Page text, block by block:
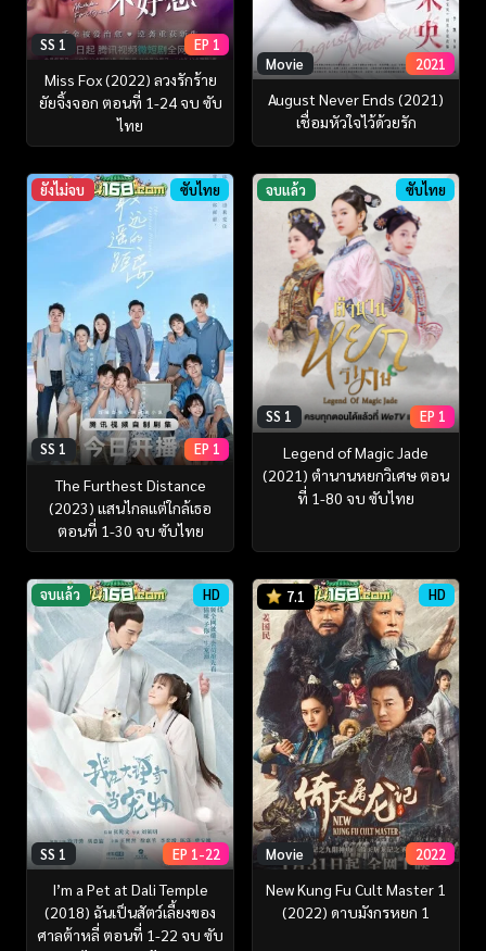
SS 1 EP 1
Miss Fox (2022) ลวงรักร้าย
ยัยจิ้งจอก ตอนที่ 1-24 จบ ซับ
ไทย
Movie 2021
August Never Ends (2021)
เชื่อมหัวใจไว้ด้วยรัก
ยังไม่จบ ซับไทย
SS 1 EP 1
The Furthest Distance
(2023) แสนไกลแต่ใกล้เธอ
ตอนที่ 1-30 จบ ซับไทย
จบแล้ว ซับไทย
SS 1 EP 1
Legend of Magic Jade
(2021) ตำนานหยกวิเศษ ตอน
ที่ 1-80 จบ ซับไทย
จบแล้ว HD
SS 1 EP 1-22
I’m a Pet at Dali Temple
(2018) ฉันเป็นสัตว์เลี้ยงของ
ศาลต้าหลี่ ตอนที่ 1-22 จบ ซับ
7.1 HD
Movie 2022
New Kung Fu Cult Master 1
(2022) ดาบมังกรหยก 1